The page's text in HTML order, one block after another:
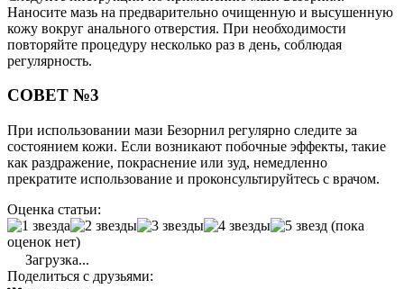
Наносите мазь на предварительно очищенную и высушенную
кожу вокруг анального отверстия. При необходимости
повторяйте процедуру несколько раз в день, соблюдая
регулярность.
СОВЕТ №3
При использовании мази Безорнил регулярно следите за
состоянием кожи. Если возникают побочные эффекты, такие
как раздражение, покраснение или зуд, немедленно
прекратите использование и проконсультируйтесь с врачом.
Оценка статьи:
(пока
оценок нет)
Загрузка...
Поделиться с друзьями: